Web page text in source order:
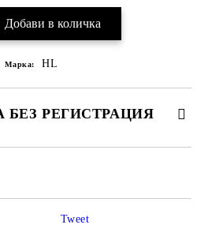
Марка: HL
БЕЗ РЕГИСТРАЦИЯ
Tweet